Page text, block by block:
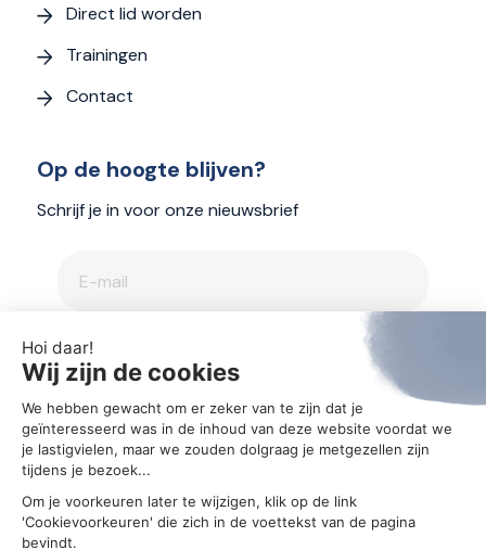
Direct lid worden
Trainingen
Contact
Op de hoogte blijven?
Schrijf je in voor onze nieuwsbrief